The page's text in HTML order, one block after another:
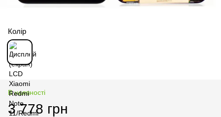
Колір
В наявності
3 778 грн